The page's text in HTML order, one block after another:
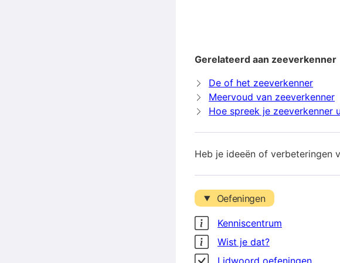
Gerelateerd aan zeeverkenner
De of het zeeverkenner
Meervoud van zeeverkenner
Hoe spreek je zeeverkenner
Heb je ideeën of verbeteringen
Oefeningen
Kenniscentrum
Wist je dat?
Lidwoord oefeningen